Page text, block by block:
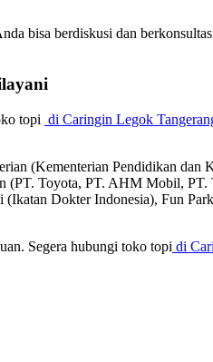
bisa berdiskusi dan
topi di Caringin Legok
(Kementerian Pendidikan
(PT. Toyota, PT. AHM Mobil,
Dokter Indonesia), Fun
Segera hubungi toko topi di